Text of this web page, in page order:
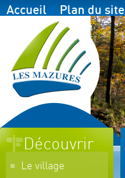
Accueil Plan du site
Découvrir
Le village